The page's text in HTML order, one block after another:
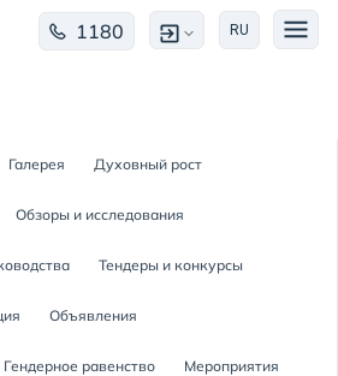
1180 RU
Галерея Духовный рост
Обзоры и исследования
Тендеры и конкурсы
Объявления
Гендерное равенство Мероприятия